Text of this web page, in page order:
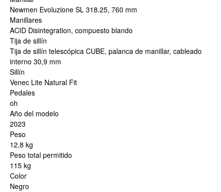
Newmen Evoluzione SL 318.25, 760 mm
Manillares
ACID Disintegration, compuesto blando
Tija de sillín
Tija de sillín telescópica CUBE, palanca de manillar, cableado
interno 30,9 mm
Sillín
Venec Lite Natural Fit
Pedales
oh
Año del modelo
2023
Peso
12,8 kg
Peso total permitido
115 kg
Color
Negro